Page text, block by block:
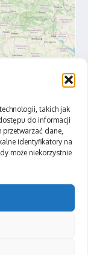
takich jak
do informacji
dane,
identyfikatory na
może niekorzystnie